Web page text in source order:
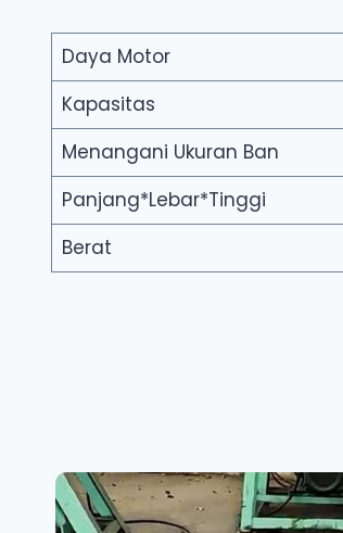
Daya Motor
Kapasitas
Menangani Ukuran Ban
Panjang*Lebar*Tinggi
Berat